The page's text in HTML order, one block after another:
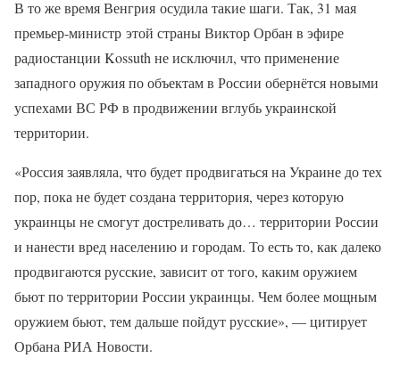
В то же время Венгрия осудила такие шаги. Так, 31 мая
премьер-министр этой страны Виктор Орбан в эфире
радиостанции Kossuth не исключил, что применение
западного оружия по объектам в России обернётся новыми
успехами ВС РФ в продвижении вглубь украинской
территории.
«Россия заявляла, что будет продвигаться на Украине до тех
пор, пока не будет создана территория, через которую
украинцы не смогут достреливать до… территории России
и нанести вред населению и городам. То есть то, как далеко
продвигаются русские, зависит от того, каким оружием
бьют по территории России украинцы. Чем более мощным
оружием бьют, тем дальше пойдут русские», — цитирует
Орбана РИА Новости.